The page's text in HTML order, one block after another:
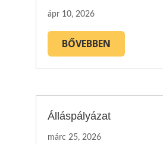
ápr 10, 2026
BŐVEBBEN
Álláspályázat
márc 25, 2026